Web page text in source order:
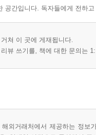
공간입니다. 독자들에게 전하
쳐 이 곳에 게재됩니다.
뷰 쓰기를, 책에 대한 문의는
외거래처에서 제공하는 정